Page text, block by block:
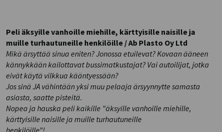
Peli äksyille vanhoille miehille, kärttyisille naisille ja
muille turhautuneille henkilöille / Ab Plasto Oy Ltd
Mikä ärsyttää sinua eniten? Jonossa etuilevat? Kovaan ääneen
kännykkään kailottavat bussimatkustajat? Vai autoilijat, jotka
eivät käytä vilkkua kääntyessään?
Jos sinä JA vähintään yksi muu pelaaja ärsyynnytte samasta
asiasta, saatte pisteitä.
Nopea ja hauska peli kaikille ”äksyille vanhoille miehille,
kärttyisille naisille ja muille turhautuneille
henkilöille”!